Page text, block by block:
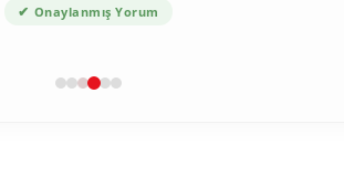
✔ Onaylanmış Yorum